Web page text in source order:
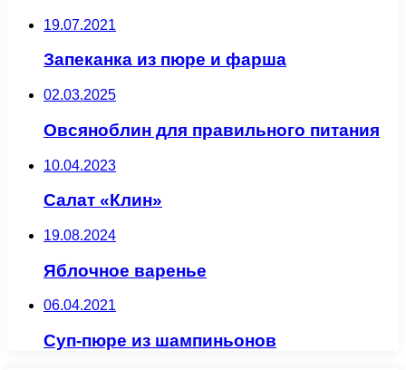
19.07.2021
Запеканка из пюре и фарша
02.03.2025
Овсяноблин для правильного питания
10.04.2023
Салат «Клин»
19.08.2024
Яблочное варенье
06.04.2021
Суп-пюре из шампиньонов